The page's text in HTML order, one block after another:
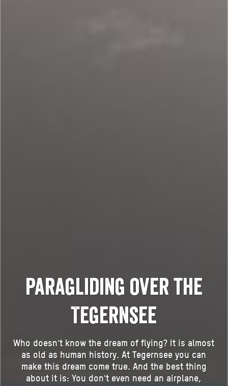
Paragliding over the
Tegernsee
Who doesn't know the dream of flying? It is almost
as old as human history. At Tegernsee you can
make this dream come true. And the best thing
about it is: You don't even need an airplane,